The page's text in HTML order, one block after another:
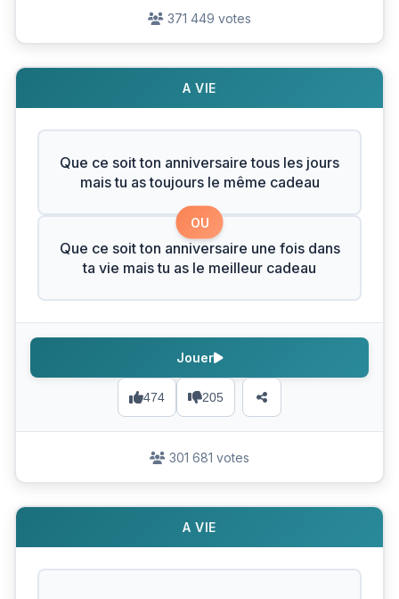
371 449 votes
A VIE
Que ce soit ton anniversaire tous les jours
mais tu as toujours le même cadeau
OU
Que ce soit ton anniversaire une fois dans
ta vie mais tu as le meilleur cadeau
474 205
Jouer
301 681 votes
A VIE